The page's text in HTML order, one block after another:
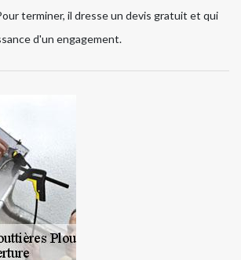
terminer, il dresse un devis gratuit et qui
d'un engagement.